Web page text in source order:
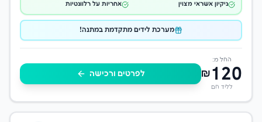
ניקיון אשראי מצוין
אחריות על רלוונטיות
מערכת לידים מתקדמת במתנה!
החל מ:
₪ 120
לליד חם
לפרטים ורכישה